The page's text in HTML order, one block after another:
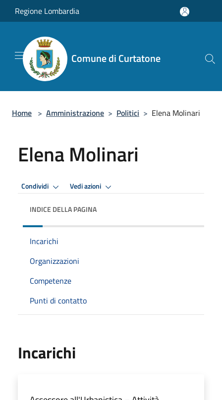
Salta al contenuto principale
Regione Lombardia
Comune di Curtatone
Home > Amministrazione > Politici > Elena Molinari
Elena Molinari
Condividi Vedi azioni
INDICE DELLA PAGINA
Incarichi
Organizzazioni
Competenze
Punti di contatto
Incarichi